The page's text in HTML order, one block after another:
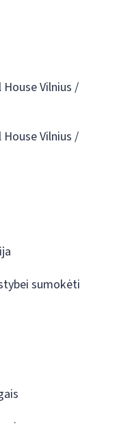
Vilnius /
Vilnius /
sumokėti